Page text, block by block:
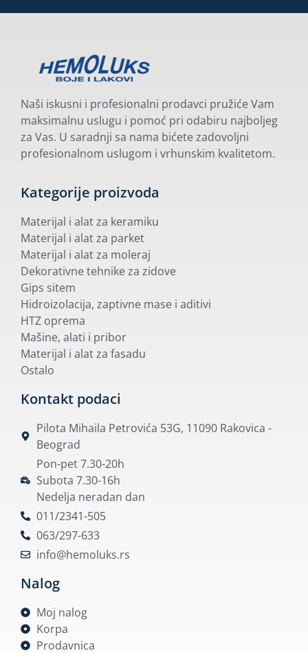
Naši iskusni i profesionalni prodavci pružiće Vam
maksimalnu uslugu i pomoć pri odabiru najboljeg
za Vas. U saradnji sa nama bićete zadovoljni
profesionalnom uslugom i vrhunskim kvalitetom.
Kategorije proizvoda
Materijal i alat za keramiku
Materijal i alat za parket
Materijal i alat za moleraj
Dekorativne tehnike za zidove
Gips sitem
Hidroizolacija, zaptivne mase i aditivi
HTZ oprema
Mašine, alati i pribor
Materijal i alat za fasadu
Ostalo
Kontakt podaci
Pilota Mihaila Petrovića 53G, 11090 Rakovica -
Beograd
Pon-pet 7.30-20h
Subota 7.30-16h
Nedelja neradan dan
011/2341-505
063/297-633
info@hemoluks.rs
Nalog
Moj nalog
Korpa
Prodavnica